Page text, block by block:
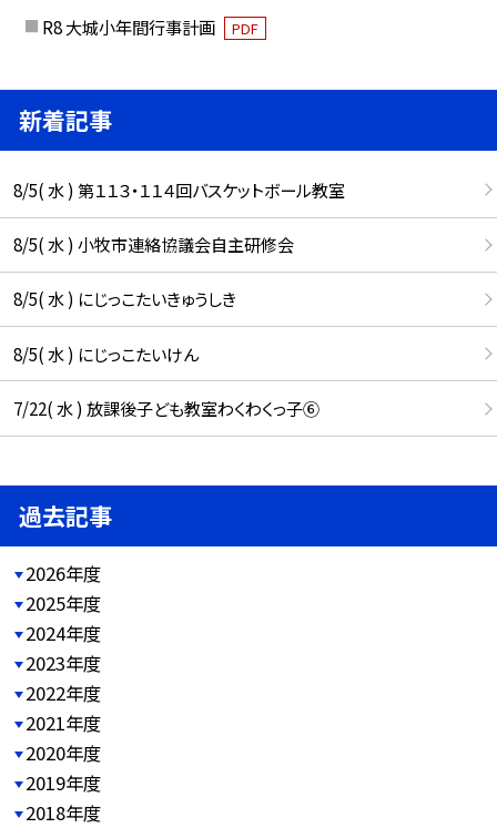
R8 大城小年間行事計画 PDF
新着記事
8/5( 水 ) 第１１３・１１４回バスケットボール教室
8/5( 水 ) 小牧市連絡協議会自主研修会
8/5( 水 ) にじっこたいきゅうしき
8/5( 水 ) にじっこたいけん
7/22( 水 ) 放課後子ども教室わくわくっ子⑥
過去記事
2026年度
2025年度
2024年度
2023年度
2022年度
2021年度
2020年度
2019年度
2018年度